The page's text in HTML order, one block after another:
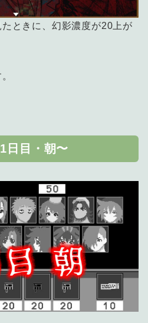
ときに、幻影濃度が20上が
日目・朝〜